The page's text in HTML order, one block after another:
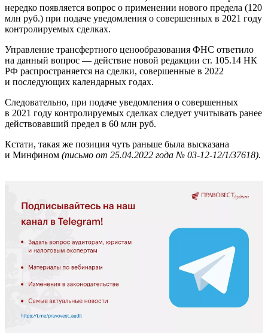
нередко появляется вопрос о применении нового предела (120
млн руб.) при подаче уведомления о совершенных в 2021 году
контролируемых сделках.
Управление трансфертного ценообразования ФНС ответило
на данный вопрос — действие новой редакции ст. 105.14 НК
РФ распространяется на сделки, совершенные в 2022
и последующих календарных годах.
Следовательно, при подаче уведомления о совершенных
в 2021 году контролируемых сделках следует учитывать ранее
действовавший предел в 60 млн руб.
Кстати, такая же позиция чуть раньше была высказана
и Минфином (письмо от 25.04.2022 года № 03-12-12/1/37618).